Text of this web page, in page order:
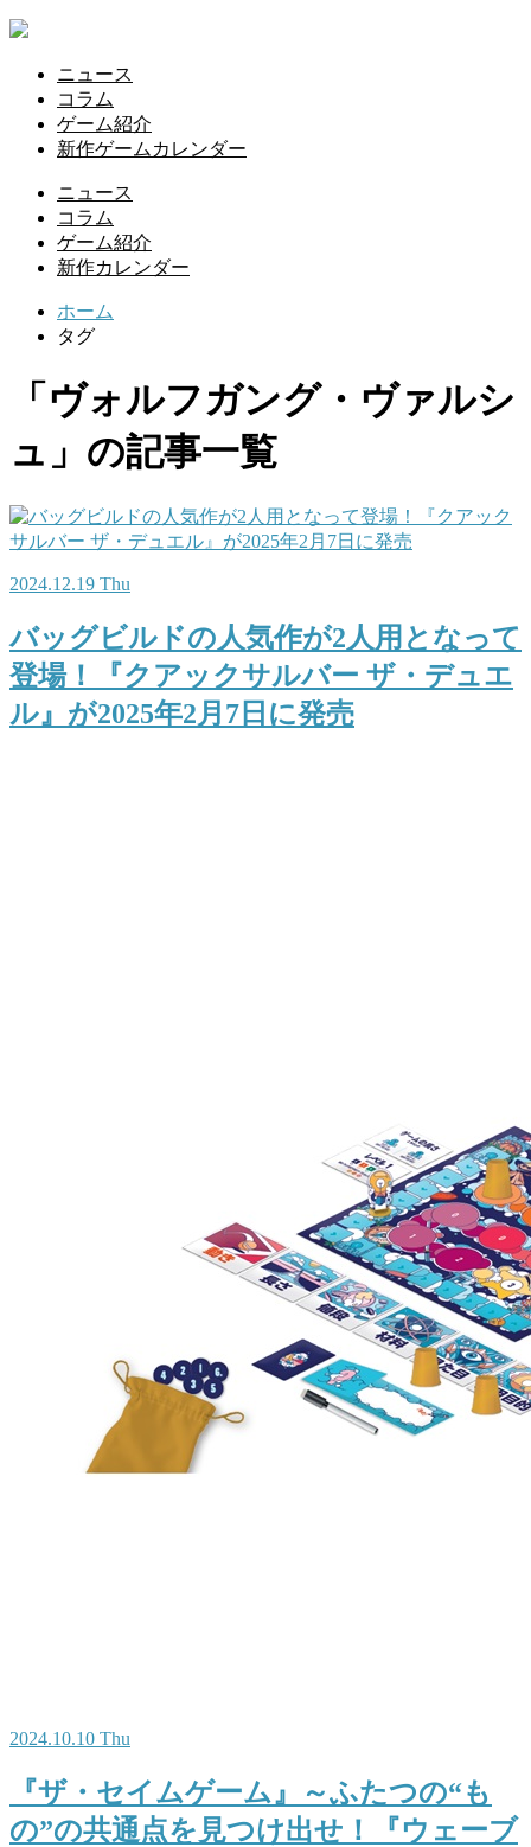
ニュース
コラム
ゲーム紹介
新作ゲームカレンダー
ニュース
コラム
ゲーム紹介
新作カレンダー
ホーム
タグ
「ヴォルフガング・ヴァルシ
ュ」の記事一覧
2024.12.19 Thu
バッグビルドの人気作が2人用となって
登場！『クアックサルバー ザ・デュエ
ル』が2025年2月7日に発売
2024.10.10 Thu
『ザ・セイムゲーム』～ふたつの“も
の”の共通点を見つけ出せ！『ウェーブ